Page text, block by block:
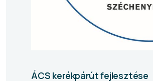
ÁCS kerékpárút fejlesztése